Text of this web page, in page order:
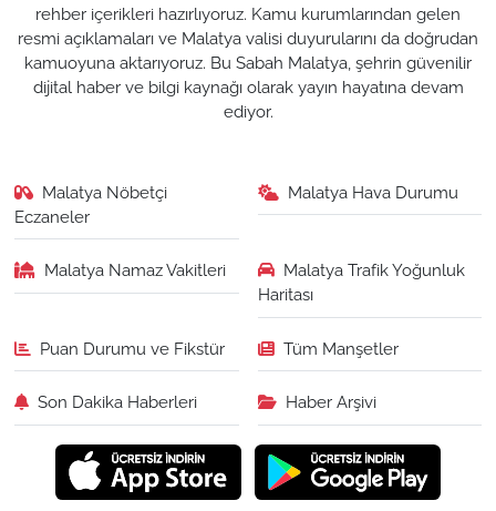
rehber içerikleri hazırlıyoruz. Kamu kurumlarından gelen
resmi açıklamaları ve Malatya valisi duyurularını da doğrudan
kamuoyuna aktarıyoruz. Bu Sabah Malatya, şehrin güvenilir
dijital haber ve bilgi kaynağı olarak yayın hayatına devam
ediyor.
Malatya Nöbetçi
Eczaneler
Malatya Hava Durumu
Malatya Namaz Vakitleri
Malatya Trafik Yoğunluk
Haritası
Puan Durumu ve Fikstür Tüm Manşetler
Son Dakika Haberleri Haber Arşivi